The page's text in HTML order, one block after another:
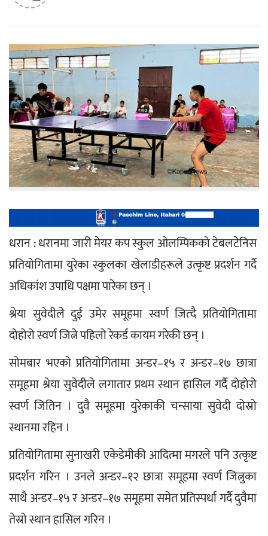
धरान : धरानमा जारी मेयर कप स्कुल ओलम्पिकको टेबलटेनिस
प्रतियोगितामा युरेका स्कुलका खेलाडीहरूले उत्कृष्ट प्रदर्शन गर्दै
अधिकांश उपाधि पक्षमा पारेका छन् ।
श्रेया सुवेदीले दुई उमेर समूहमा स्वर्ण जित्दै प्रतियोगितामा
दोहोरो स्वर्ण जित्ने पहिलो रेकर्ड कायम गरेकी छन् ।
सोमबार भएको प्रतियोगितामा अन्डर–१५ र अन्डर–१७ छात्रा
समूहमा श्रेया सुवेदीले लगातार प्रथम स्थान हासिल गर्दै दोहोरो
स्वर्ण जितिन । दुवै समूहमा युरेकाकी चन्साया सुवेदी दोस्रो
स्थानमा रहिन ।
प्रतियोगितामा सुनाखरी एकेडेमीकी आदित्मा मगरले पनि उत्कृष्ट
प्रदर्शन गरिन । उनले अन्डर–१२ छात्रा समूहमा स्वर्ण जित्नुका
साथै अन्डर–१५ र अन्डर–१७ समूहमा समेत प्रतिस्पर्धा गर्दै दुवैमा
तेस्रो स्थान हासिल गरिन ।